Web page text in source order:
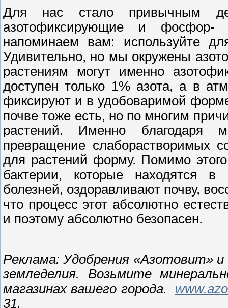
Для нас стало привычным
азотофиксирующие и фосфор-
напоминаем вам: используйте
Удивительно, но мы окружены
растениям могут именно
доступен только 1% азота, а в
фиксируют и в удобоваримой
почве тоже есть, но по многим
растений. Именно благодаря
превращение слаборастворимых
для растений форму. Помимо
бактерии, которые находятся в
болезней, оздоравливают почву,
что процесс этот абсолютно
и поэтому абсолютно безопасен.
Реклама: Удобрения «Азотовит»
земледелия. Возьмите
магазинах вашего города. www.
31.